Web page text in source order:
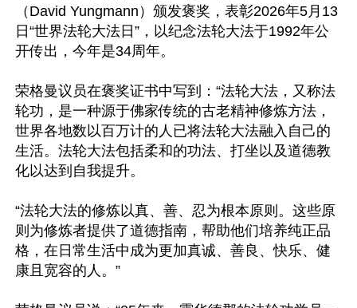
（David Yungmann）颁发褒奖，表彰2026年5月13
日“世界法轮大法日”，以纪念法轮大法于1992年公
开传出，今年是34周年。
荣格曼议员在褒奖证书中写到：“法轮大法，又称法
轮功，是一种源于佛家传统的古老精神修炼方法，
世界各地数以百万计的人已将法轮大法融入自己的
生活。法轮大法包括柔和的功法、打坐以及道德教
化以达到自我提升。
“法轮大法的修炼以真、善、忍为根本原则。这些原
则为修炼者提供了道德指南，帮助他们培养纯正品
格，在日常生活中成为更加真诚、善良、快乐、健
康且宽容的人。”